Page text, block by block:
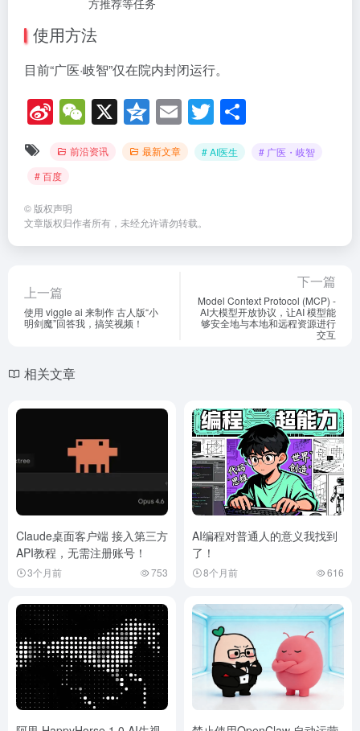
使用方法
目前“广医·岐智”仅在院内封闭运行。
Si
n
a
W
ei
b
W
e
C
at
X Q
z
o
e
E
m
ail
T
wi
tt
享
前沿资讯 最新文章 # AI医生
# 广医・岐智
# 百度
© 版权声明
文章版权归作者所有，未经允许请勿转载。
上一篇
使用 viggle ai 来制作 古人版“小
明剑魔”回答我，搞笑视频！
下一篇
Model Context Protocol (MCP) -
AI大模型开放协议，让AI 模型能
够安全地与本地和远程资源进行
交互
相关文章
Claude桌面客户端 接入第三方
API教程，无需注册账号！
3个月前 753
AI编程对普通人的意义我找到
了！
8个月前 616